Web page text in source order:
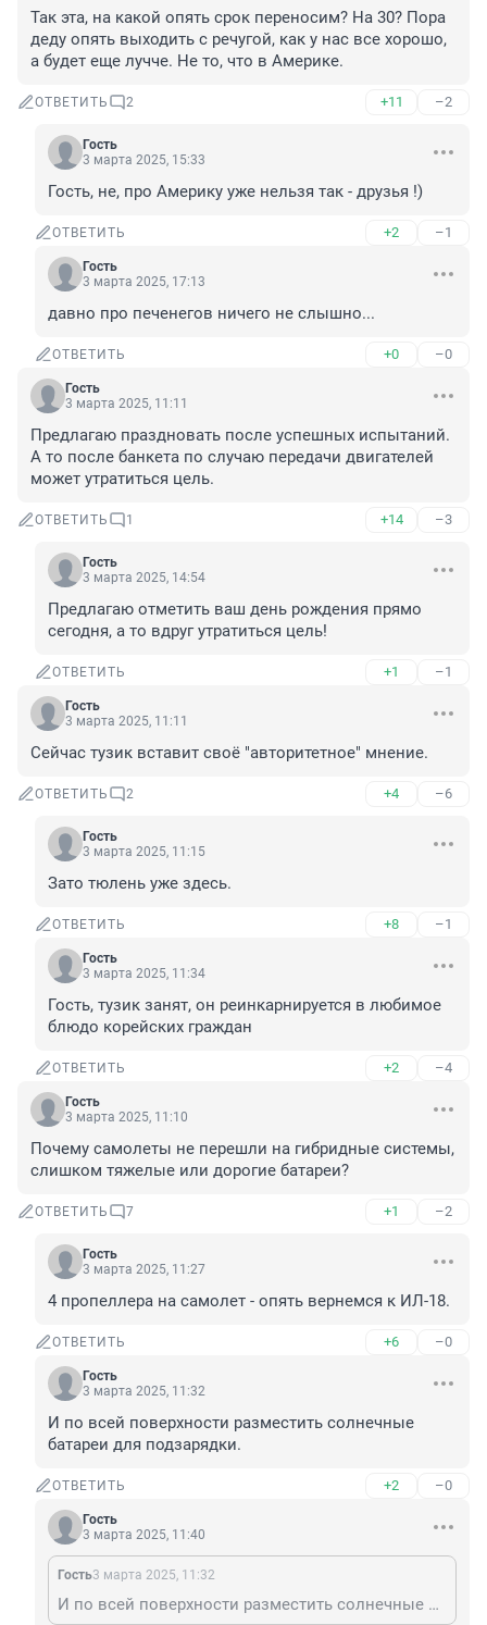
Так эта, на какой опять срок переносим? На 30? Пора
деду опять выходить с речугой, как у нас все хорошо,
а будет еще лучче. Не то, что в Америке.
ОТВЕТИТЬ 2 +11 –2
Гость
3 марта 2025, 15:33
Гость, не, про Америку уже нельзя так - друзья !)
ОТВЕТИТЬ +2 –1
Гость
3 марта 2025, 17:13
давно про печенегов ничего не слышно...
ОТВЕТИТЬ +0 –0
Гость
3 марта 2025, 11:11
Предлагаю праздновать после успешных испытаний.
А то после банкета по случаю передачи двигателей
может утратиться цель.
ОТВЕТИТЬ 1 +14 –3
Гость
3 марта 2025, 14:54
Предлагаю отметить ваш день рождения прямо
сегодня, а то вдруг утратиться цель!
ОТВЕТИТЬ +1 –1
Гость
3 марта 2025, 11:11
Сейчас тузик вставит своё "авторитетное" мнение.
ОТВЕТИТЬ 2 +4 –6
Гость
3 марта 2025, 11:15
Зато тюлень уже здесь.
ОТВЕТИТЬ +8 –1
Гость
3 марта 2025, 11:34
Гость, тузик занят, он реинкарнируется в любимое
блюдо корейских граждан
ОТВЕТИТЬ +2 –4
Гость
3 марта 2025, 11:10
Почему самолеты не перешли на гибридные системы,
слишком тяжелые или дорогие батареи?
ОТВЕТИТЬ 7 +1 –2
Гость
3 марта 2025, 11:27
4 пропеллера на самолет - опять вернемся к ИЛ-18.
ОТВЕТИТЬ +6 –0
Гость
3 марта 2025, 11:32
И по всей поверхности разместить солнечные
батареи для подзарядки.
ОТВЕТИТЬ +2 –0
Гость
3 марта 2025, 11:40
Гость3 марта 2025, 11:32
И по всей поверхности разместить солнечные батареи для подзарядки.